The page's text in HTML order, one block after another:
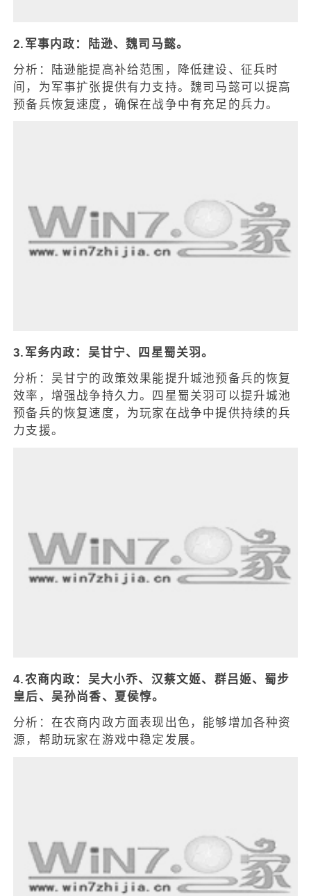
2.军事内政：陆逊、魏司马懿。
分析：陆逊能提高补给范围，降低建设、征兵时
间，为军事扩张提供有力支持。魏司马懿可以提高
预备兵恢复速度，确保在战争中有充足的兵力。
3.军务内政：吴甘宁、四星蜀关羽。
分析：吴甘宁的政策效果能提升城池预备兵的恢复
效率，增强战争持久力。四星蜀关羽可以提升城池
预备兵的恢复速度，为玩家在战争中提供持续的兵
力支援。
4.农商内政：吴大小乔、汉蔡文姬、群吕姬、蜀步
皇后、吴孙尚香、夏侯惇。
分析：在农商内政方面表现出色，能够增加各种资
源，帮助玩家在游戏中稳定发展。